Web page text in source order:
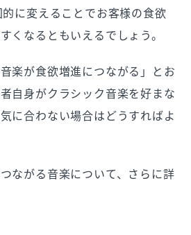
に変えることでお客様の食欲
くなるともいえるでしょう。
楽が食欲増進につながる」とお
自身がクラシック音楽を好まな
に合わない場合はどうすればよ
ながる音楽について、さらに詳